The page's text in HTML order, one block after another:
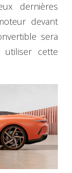
dernières
devant
sera
utiliser cette